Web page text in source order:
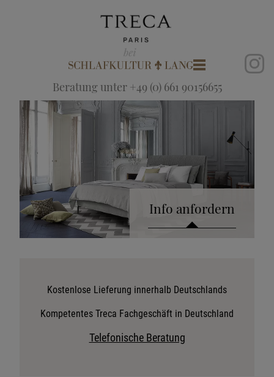
Beratung unter +49 (0) 661 90156655
Info anfordern
Stoffkollektion anfordern
Telefonische Beratung anfordern
Kostenlose Lieferung innerhalb Deutschlands
Kompetentes Treca Fachgeschäft in Deutschland
Telefonische Beratung